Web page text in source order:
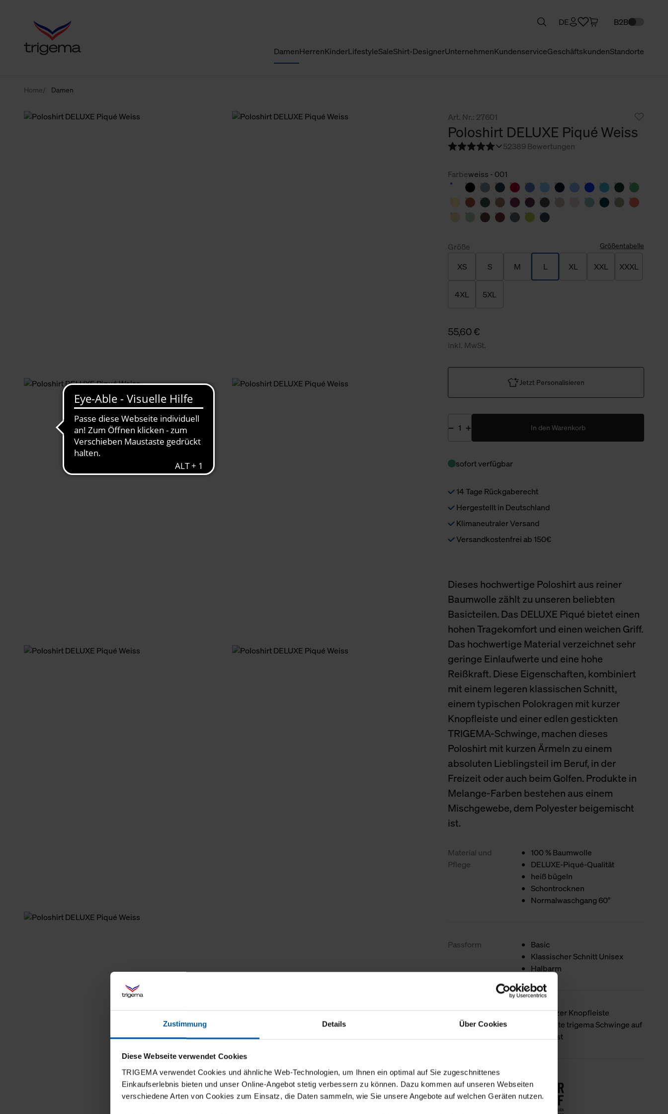
Zustimmung Details Über Cookies
Diese Webseite verwendet Cookies
TRIGEMA verwendet Cookies und ähnliche Web-Technologien, um Ihnen ein optimal auf Sie zugeschnittenes
Einkaufserlebnis bieten und unser Online-Angebot stetig verbessern zu können. Dazu kommen auf unseren Webseiten
verschiedene Arten von Cookies zum Einsatz, die Daten sammeln, wie Sie unsere Angebote auf welchen Geräten nutzen.
DamenHerrenKinderLifestyleSaleShirt-DesignerUnternehmenKundenserviceGeschäftskundenStandorte
DE B2B
Home Damen
Art. Nr.: 27601
Poloshirt DELUXE Piqué Weiss
52389 Bewertungen
Farbeweiss - 001
Größe Größentabelle
XS S M L XL XXL XXXL
4XL 5XL
55,60 €
inkl. MwSt.
Jetzt Personalisieren
In den Warenkorb
sofort verfügbar
14 Tage Rückgaberecht
Hergestellt in Deutschland
Klimaneutraler Versand
Versandkostenfrei ab 150€
Dieses hochwertige Poloshirt aus reiner
Baumwolle zählt zu unseren beliebten
Basicteilen. Das DELUXE Piqué bietet einen
hohen Tragekomfort und einen weichen Griff.
Das hochwertige Material verzeichnet sehr
geringe Einlaufwerte und eine hohe
Reißkraft. Diese Eigenschaften, kombiniert
mit einem legeren klassischen Schnitt,
einem typischen Polokragen mit kurzer
Knopfleiste und einer edlen gestickten
TRIGEMA-Schwinge, machen dieses
Poloshirt mit kurzen Ärmeln zu einem
absoluten Lieblingsteil im Beruf, in der
Freizeit oder auch beim Golfen. Produkte in
Melange-Farben bestehen aus einem
Mischgewebe, dem Polyester beigemischt
ist.
Material und
Pflege
100 % Baumwolle
DELUXE-Piqué-Qualität
heiß bügeln
Schontrocknen
Normalwaschgang 60°
Passform
Basic
Klassischer Schnitt Unisex
Halbarm
Produktdetails
Mit kurzer Knopfleiste
Gestickte trigema Schwinge auf
der Brust
Nachhaltigkeit